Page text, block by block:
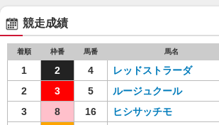
競走成績
着順 枠番 馬番 馬名
1 2 4 レッドストラーダ
2
3 5 ルージュクール
3
8 16 ヒシサッチモ